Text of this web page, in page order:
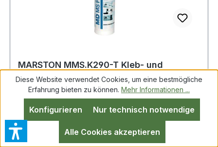
(kurzzeitig bis +130) °C · Aushärtungsdauer: ca.
3 mm/24 Std. · Chemische Basis: MS-Polymer ·
Verarbeitungstemperatur: +5 bis +40°C
MARSTON MMS.K290-T Kleb- und
Dichtstoff MD-MS Polymer transparent
300 g
Kleb- u.Dichtstoff MD-MS Polymer transp.300g
Kartusche MARSTON MS-Polymer-Basis · sehr
gute Haftung auf vielen Untergründen · schnelle
Diese Website verwendet Cookies, um eine bestmögliche
Erfahrung bieten zu können. Mehr Informationen ...
Nur technisch notwendige
Konfigurieren
Alle Cookies akzeptieren